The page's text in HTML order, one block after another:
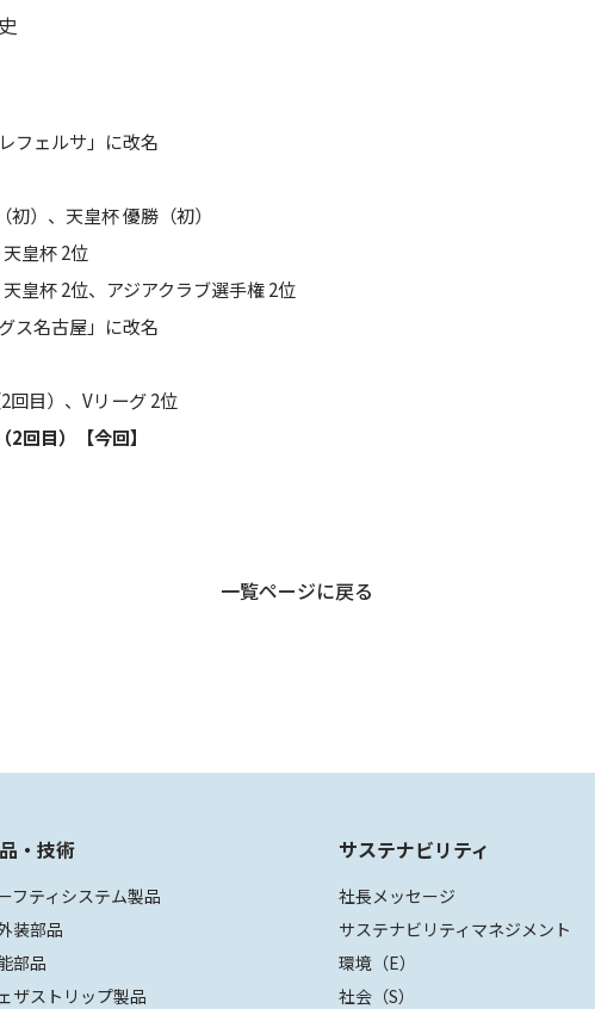
フェルサ」に改名
初）、天皇杯 優勝（初）
皇杯 2位
皇杯 2位、アジアクラブ選手権 2位
ス名古屋」に改名
回目）、Vリーグ 2位
2回目）【今回】
一覧ページに戻る
・技術
フティシステム製品
装部品
部品
ザストリップ製品
サステナビリティ
社長メッセージ
サステナビリティマネジメント
環境（E）
社会（S）